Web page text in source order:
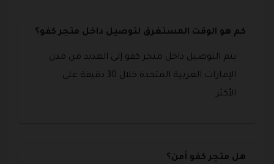
كم هو الوقت المستغرق لتوصيل داخل متجر كفو؟
يتم التوصيل داخل متجر كفو إلى العديد من مدن
الإمارات العربية المتحدة خلال 30 دقيقة على
الأكثر.
هل متجر كفو أمن؟